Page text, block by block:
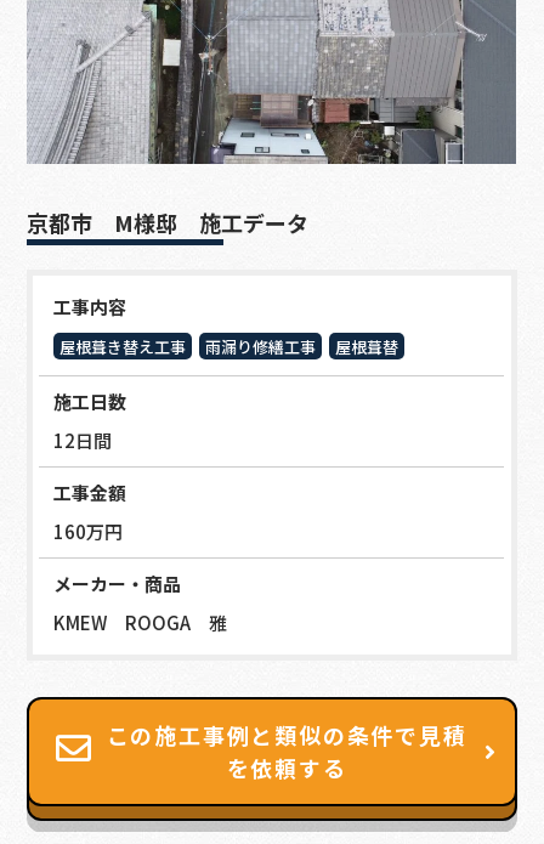
京都市 M様邸 施工データ
工事内容
屋根葺き替え工事 雨漏り修繕工事 屋根葺替
施工日数
12日間
工事金額
160万円
メーカー・商品
KMEW ROOGA 雅
この施工事例と類似の条件で見積
を依頼する